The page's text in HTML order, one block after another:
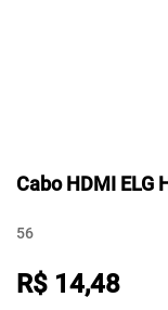
Cabo HDMI ELG
56
R$ 14,48